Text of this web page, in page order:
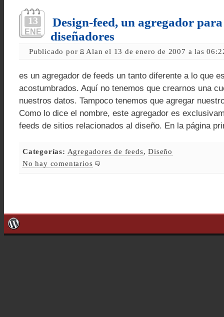
13
ENE
Design-feed, un agregador
diseñadores
Publicado por Alan el 13 de enero de 2007 a las
es un agregador de feeds un tanto diferente a lo que
acostumbrados. Aquí no tenemos que crearnos una
nuestros datos. Tampoco tenemos que agregar
Como lo dice el nombre, este agregador es
feeds de sitios relacionados al diseño. En la página
Categorías: Agregadores de feeds,Diseño
No hay comentarios